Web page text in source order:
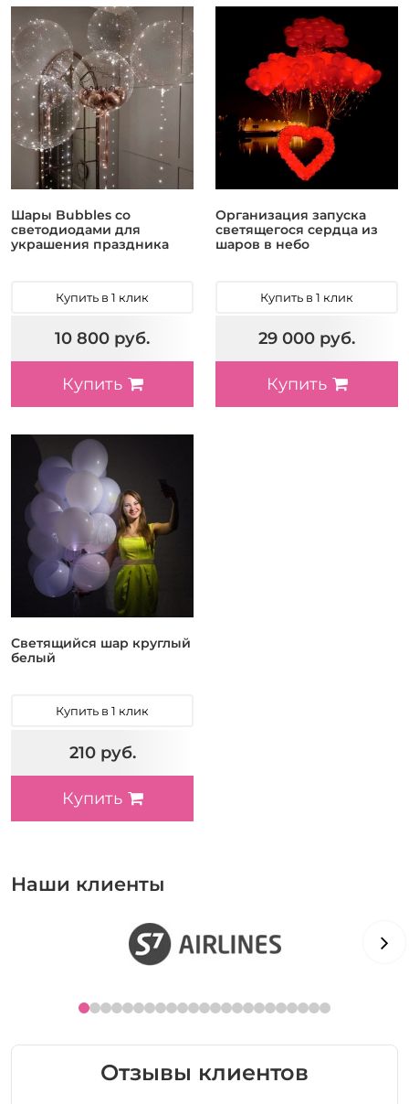
Шары Bubbles со
светодиодами для
украшения праздника
Купить в 1 клик
10 800 руб.
Купить
Организация запуска
светящегося сердца из
шаров в небо
Купить в 1 клик
29 000 руб.
Купить
Светящийся шар круглый
белый
Купить в 1 клик
210 руб.
Купить
Наши клиенты
Отзывы клиентов